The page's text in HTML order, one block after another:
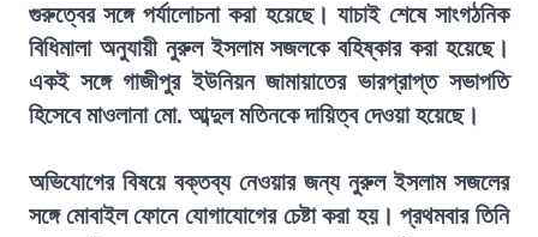
গুরুত্বের সঙ্গে পর্যালোচনা করা হয়েছে। যাচাই শেষে সাংগঠনিক
বিধিমালা অনুযায়ী নুরুল ইসলাম সজলকে বহিষ্কার করা হয়েছে।
একই সঙ্গে গাজীপুর ইউনিয়ন জামায়াতের ভারপ্রাপ্ত সভাপতি
হিসেবে মাওলানা মো. আব্দুল মতিনকে দায়িত্ব দেওয়া হয়েছে।
অভিযোগের বিষয়ে বক্তব্য নেওয়ার জন্য নুরুল ইসলাম সজলের
সঙ্গে মোবাইল ফোনে যোগাযোগের চেষ্টা করা হয়। প্রথমবার তিনি